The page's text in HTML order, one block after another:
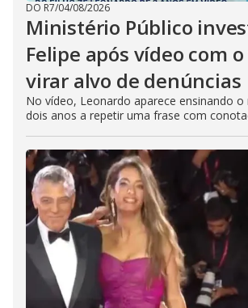
DO R7/04/08/2026
Ministério Público
Felipe após vídeo com
virar alvo de denúncias
No vídeo, Leonardo aparece ensinando o
dois anos a repetir uma frase com